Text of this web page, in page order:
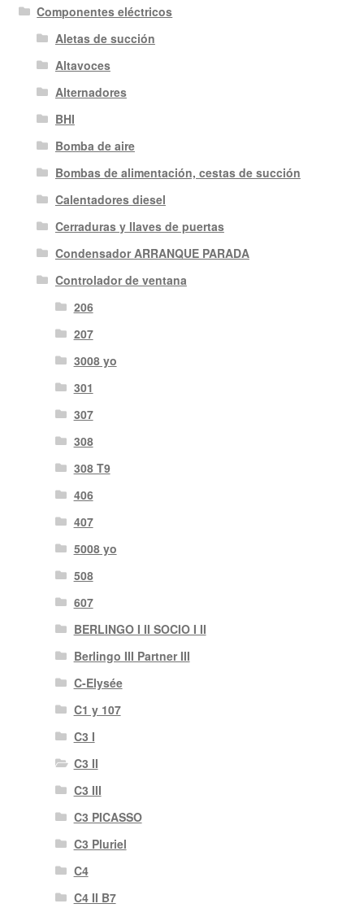
Componentes eléctricos
Aletas de succión
Altavoces
Alternadores
BHI
Bomba de aire
Bombas de alimentación, cestas de succión
Calentadores diesel
Cerraduras y llaves de puertas
Condensador ARRANQUE PARADA
Controlador de ventana
206
207
3008 yo
301
307
308
308 T9
406
407
5008 yo
508
607
BERLINGO I II SOCIO I II
Berlingo III Partner III
C-Elysée
C1 y 107
C3 I
C3 II
C3 III
C3 PICASSO
C3 Pluriel
C4
C4 II B7